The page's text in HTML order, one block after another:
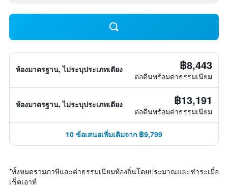
ห้องมาตรฐาน, ไม่ระบุประเภทเตียง ฿8,443
ต่อคืนพร้อมค่าธรรมเนียม
ห้องมาตรฐาน, ไม่ระบุประเภทเตียง ฿13,191
ต่อคืนพร้อมค่าธรรมเนียม
10 ข้อเสนอเพิ่มเติมจาก ฿9,799
*ทั้งหมดรวมภาษีและค่าธรรมเนียมท้องถิ่นโดยประมาณและชำระเมื่อ
เช็คเอาท์